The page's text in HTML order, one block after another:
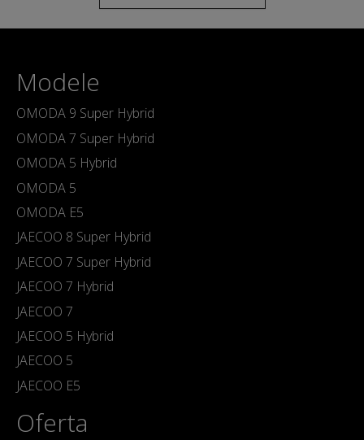
Modele
OMODA 9 Super Hybrid
OMODA 7 Super Hybrid
OMODA 5 Hybrid
OMODA 5
OMODA E5
JAECOO 8 Super Hybrid
JAECOO 7 Super Hybrid
JAECOO 7 Hybrid
JAECOO 7
JAECOO 5 Hybrid
JAECOO 5
JAECOO E5
Oferta